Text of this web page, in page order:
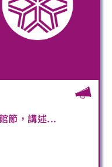
節，講述...